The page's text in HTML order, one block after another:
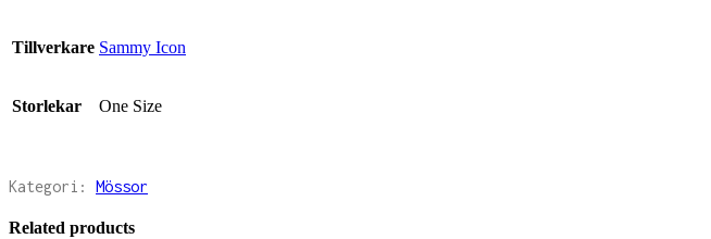
Tillverkare Sammy Icon
Storlekar One Size
Kategori: Mössor
Related products